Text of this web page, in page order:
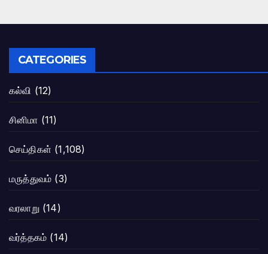
CATEGORIES
கல்வி (12)
சினிமா (11)
செய்திகள் (1,108)
மருத்துவம் (3)
வரலாறு (14)
வர்த்தகம் (14)